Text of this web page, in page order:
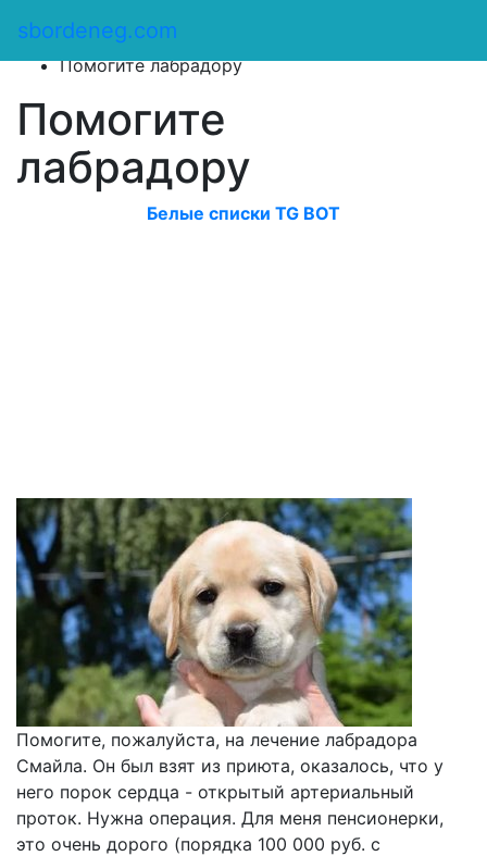
sbordeneg.com
Оказать помощь
Помогите лабрадору
Помогите
лабрадору
Белые списки TG BOT
Помогите, пожалуйста, на лечение лабрадора
Смайла. Он был взят из приюта, оказалось, что у
него порок сердца - открытый артериальный
проток. Нужна операция. Для меня пенсионерки,
это очень дорого (порядка 100 000 руб. с